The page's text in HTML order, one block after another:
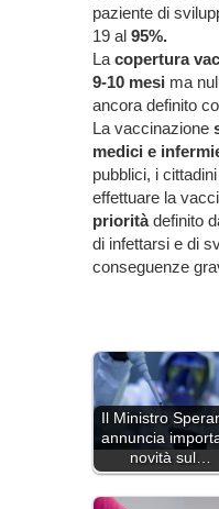
paziente di
19 al 95%.
La copertura
9-10 mesi ma
ancora definito
La vaccinazione
medici e
pubblici, i
effettuare la
prioritàdefinito
di infettarsi e di
conseguenze
Il Ministro
annuncia
novità sul…